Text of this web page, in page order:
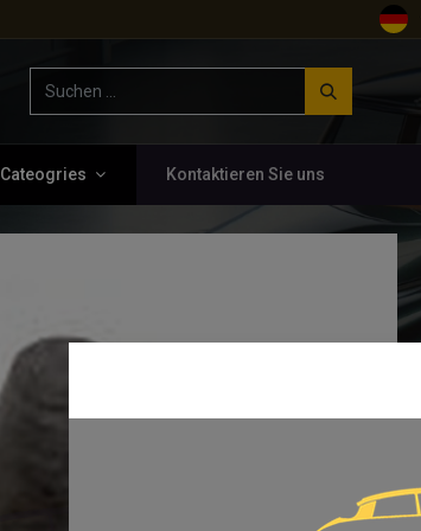
Cateogries Kontaktieren Sie uns